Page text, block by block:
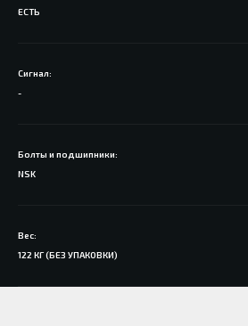
ЕСТЬ
Сигнал:
-
Болты и подшипники:
NSK
Вес:
122 КГ (БЕЗ УПАКОВКИ)